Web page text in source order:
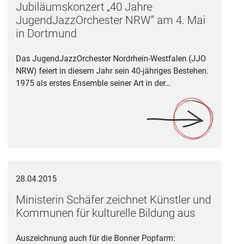
Jubiläumskonzert „40 Jahre
JugendJazzOrchester NRW“ am 4. Mai
in Dortmund
Das JugendJazzOrchester Nordrhein-Westfalen (JJO
NRW) feiert in diesem Jahr sein 40-jähriges Bestehen.
1975 als erstes Ensemble seiner Art in der…
28.04.2015
Ministerin Schäfer zeichnet Künstler und
Kommunen für kulturelle Bildung aus
Auszeichnung auch für die Bonner Popfarm: